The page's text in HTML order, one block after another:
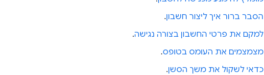
הסבר ברור איך ליצור חשבון.
למקם את פרטי החשבון בצורה נגישה.
מצמצמים את העומס בטופס.
כדאי לשקול את משך הסשן.